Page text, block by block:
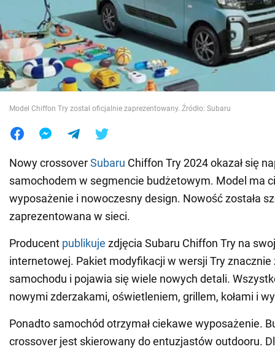
Wojna na Ukrainie
Świat
Jedzenie
Model Chiffon Try został oficjalnie zaprezentowany. Źródło: Subaru
Nowy crossoverSubaru Chiffon Try 2024 okazał się
samochodem w segmencie budżetowym. Model ma
wyposażenie i nowoczesny design. Nowość została
zaprezentowana w sieci.
Producent publikuje zdjęcia Subaru Chiffon Try na
internetowej. Pakiet modyfikacji w wersji Try znacznie
samochodu i pojawia się wiele nowych detali.
nowymi zderzakami, oświetleniem, grillem, kołami i
Ponadto samochód otrzymał ciekawe wyposażenie.
crossover jest skierowany do entuzjastów outdooru.